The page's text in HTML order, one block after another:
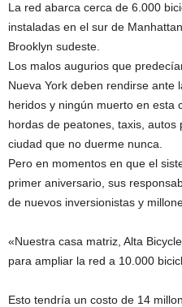
La red abarca cerca de 6.000
instaladas en el sur de
Brooklyn sudeste.
Los malos augurios que
Nueva York deben rendirse ante
heridos y ningún muerto en esta
hordas de peatones, taxis, autos
ciudad que no duerme nunca.
Pero en momentos en que el
primer aniversario, sus
de nuevos inversionistas y
«Nuestra casa matriz, Alta
para ampliar la red a 10.000
Esto tendría un costo de 14